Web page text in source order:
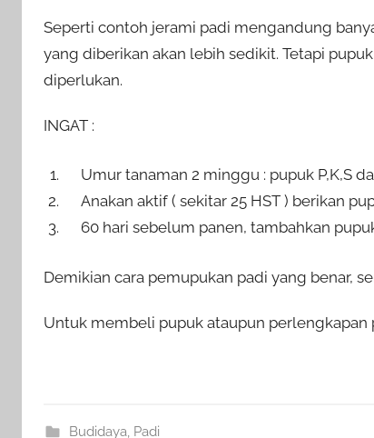
Seperti contoh jerami padi mengandung
yang diberikan akan lebih sedikit. Tetapi
diperlukan.
INGAT :
Umur tanaman 2 minggu : pupuk P,K,S
Anakan aktif ( sekitar 25 HST ) berikan
60 hari sebelum panen, tambahkan
Demikian cara pemupukan padi yang benar,
Untuk membeli pupuk ataupun perlengkapan
Budidaya, Padi